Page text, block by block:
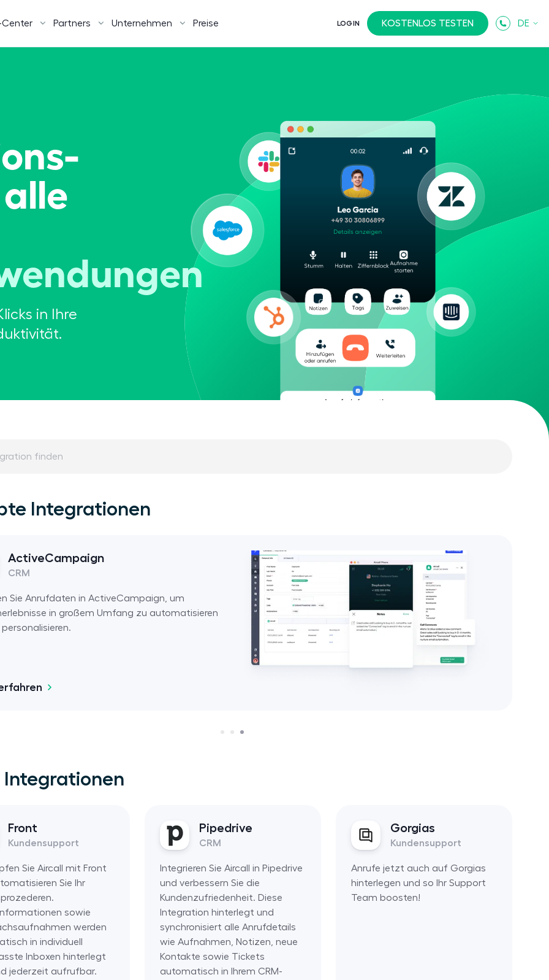
Center Partners Unternehmen Preise LOGIN KOSTENLOS TESTEN DE
in Ihre
Integrationen
ActiveCampaign
CRM
Erfassen Sie Anrufdaten in ActiveCampaign, um
Kundenerlebnisse in großem Umfang zu automatisieren
und zu personalisieren.
Integrationen
Front
Kundensupport
Sie Aircall mit Front
Sie Ihr
sowie
werden
in individuell
Inboxen hinterlegt
jederzeit aufrufbar.
Pipedrive
CRM
Integrieren Sie Aircall in Pipedrive
und verbessern Sie die
Kundenzufriedenheit. Diese
Integration hinterlegt und
synchronisiert alle Anrufdetails
wie Aufnahmen, Notizen, neue
Kontakte sowie Tickets
automatisch in Ihrem CRM-
Gorgias
Kundensupport
Anrufe jetzt auch auf Gorgias
hinterlegen und so Ihr Support
Team boosten!